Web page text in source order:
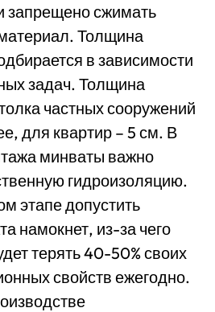
запрещено сжимать
Толщина
в зависимости
задач. Толщина
частных сооружений
для квартир – 5 см. В
минваты важно
гидроизоляцию.
этапе допустить
намокнет, из-за чего
терять 40-50% своих
свойств ежегодно.